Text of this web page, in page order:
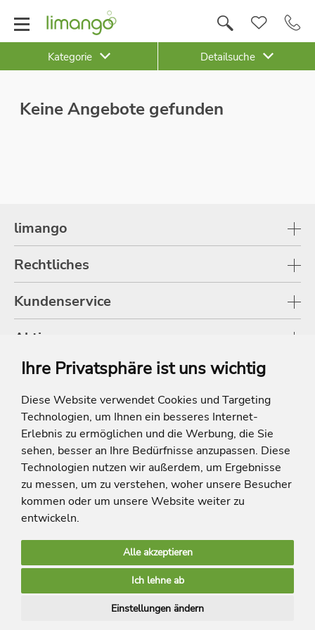
Ihre Privatsphäre ist uns wichtig
Diese Website verwendet Cookies und Targeting
Technologien, um Ihnen ein besseres Internet-
Erlebnis zu ermöglichen und die Werbung, die Sie
sehen, besser an Ihre Bedürfnisse anzupassen. Diese
Technologien nutzen wir außerdem, um Ergebnisse
zu messen, um zu verstehen, woher unsere Besucher
kommen oder um unsere Website weiter zu
entwickeln.
Alle akzeptieren
Ich lehne ab
Einstellungen ändern
Kategorie Detailsuche
Keine Angebote gefunden
limango
Rechtliches
Kundenservice
Aktionen
Shop
* Die Ersparnis bezieht sich auf die aktuellen Listenpreise der Hotels, bei
Paketangeboten auf die Summe der Preise der Einzelleistungen.
**Streichpreise beziehen sich auf die ursprünglichen Preise des Reiseveranstalters.
limango Apps